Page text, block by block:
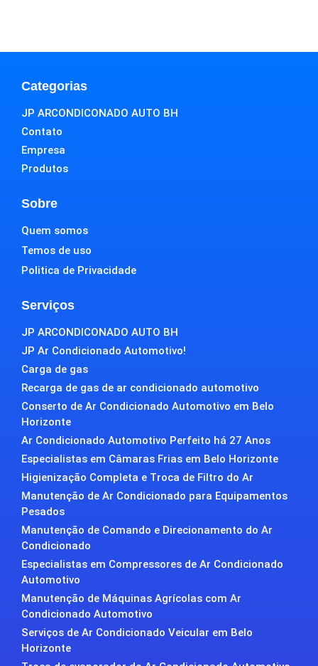
Categorias
JP ARCONDICONADO AUTO BH
Contato
Empresa
Produtos
Sobre
Quem somos
Temos de uso
Politica de Privacidade
Serviços
JP ARCONDICONADO AUTO BH
JP Ar Condicionado Automotivo!
Carga de gas
Recarga de gas de ar condicionado automotivo
Conserto de Ar Condicionado Automotivo em Belo
Horizonte
Ar Condicionado Automotivo Perfeito há 27 Anos
Especialistas em Câmaras Frias em Belo Horizonte
Higienização Completa e Troca de Filtro do Ar
Manutenção de Ar Condicionado para Equipamentos
Pesados
Manutenção de Comando e Direcionamento do Ar
Condicionado
Especialistas em Compressores de Ar Condicionado
Automotivo
Manutenção de Máquinas Agrícolas com Ar
Condicionado Automotivo
Serviços de Ar Condicionado Veicular em Belo
Horizonte